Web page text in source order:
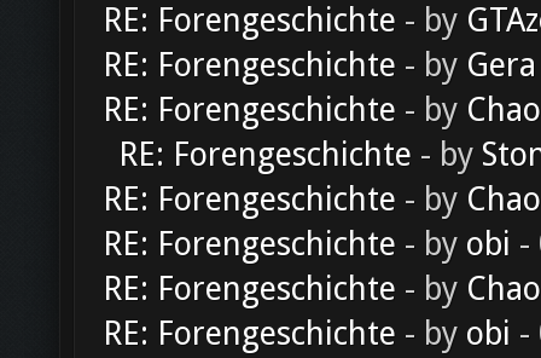
RE: Forengeschichte - by
RE: Forengeschichte - by Gera
RE: Forengeschichte - by
RE: Forengeschichte - by
RE: Forengeschichte - by
RE: Forengeschichte - by obi -
RE: Forengeschichte - by
RE: Forengeschichte - by obi -